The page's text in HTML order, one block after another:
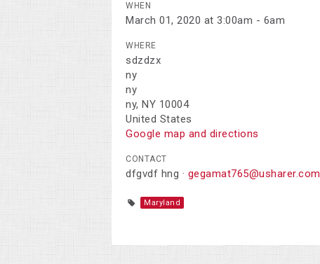
WHEN
March 01, 2020 at 3:00am - 6am
WHERE
sdzdzx
ny
ny
ny, NY 10004
United States
Google map and directions
CONTACT
dfgvdf hng · gegamat765@usharer.com
Maryland